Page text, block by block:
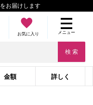
お届けします
検 索
お気に入り メニュー
金額 詳しく